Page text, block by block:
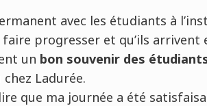
avec les étudiants à
progresser et qu’ils arrivent
un bon souvenir des
Ladurée.
que ma journée a été